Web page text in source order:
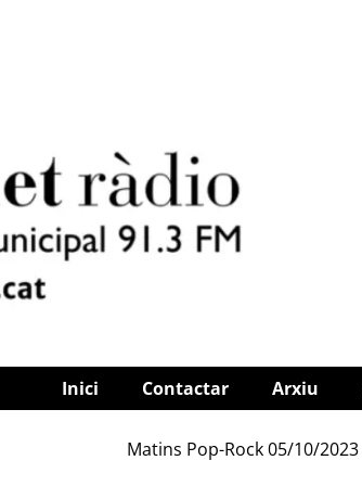
Inici Contactar Arxiu
Matins Pop-Rock 05/10/2023